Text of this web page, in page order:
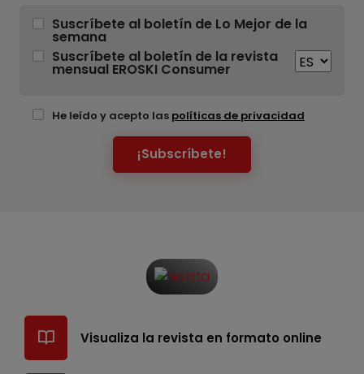
Suscríbete al boletín de Lo Mejor de la
semana
Suscríbete al boletín de la revista
mensual EROSKI Consumer
He leído y acepto las políticas de privacidad
¡Subscríbete!
Visualiza la revista en formato online